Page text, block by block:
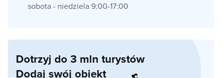
sobota - niedziela 9:00-17:00
Dotrzyj do 3 mln turystów
Dodaj swój obiekt